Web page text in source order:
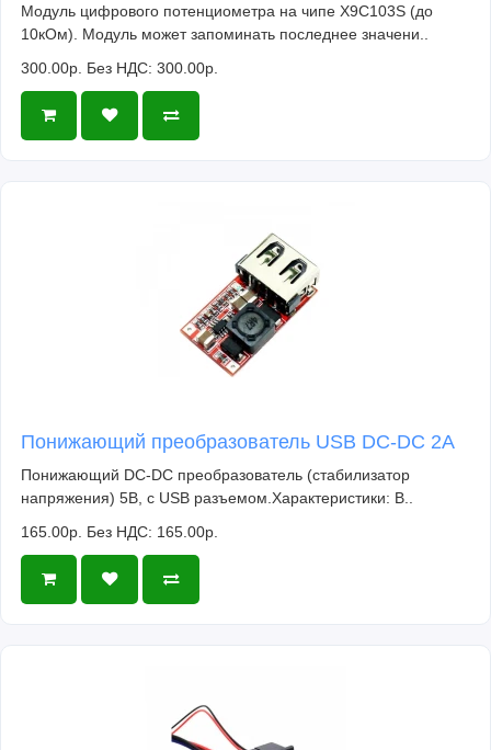
Модуль цифрового потенциометра на чипе X9C103S (до
10кОм). Модуль может запоминать последнее значени..
300.00р. Без НДС: 300.00р.
Понижающий преобразователь USB DC-DC 2A
Понижающий DC-DC преобразователь (стабилизатор
напряжения) 5В, с USB разъемом.Характеристики: В..
165.00р. Без НДС: 165.00р.